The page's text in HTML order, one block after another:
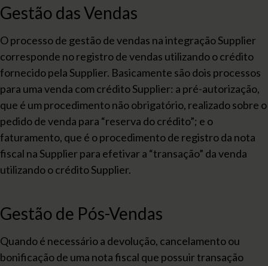
Gestão das Vendas
O processo de gestão de vendas na integração Supplier
corresponde no registro de vendas utilizando o crédito
fornecido pela Supplier. Basicamente são dois processos
para uma venda com crédito Supplier: a pré-autorização,
que é um procedimento não obrigatório, realizado sobre o
pedido de venda para “reserva do crédito”; e o
faturamento, que é o procedimento de registro da nota
fiscal na Supplier para efetivar a “transação” da venda
utilizando o crédito Supplier.
Gestão de Pós-Vendas
Quando é necessário a devolução, cancelamento ou
bonificação de uma nota fiscal que possuir transação